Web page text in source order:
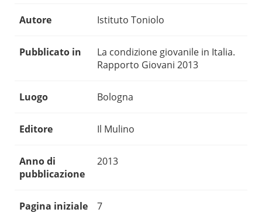
Autore Istituto Toniolo
Pubblicato in
La condizione giovanile in Italia.
Rapporto Giovani 2013
Luogo Bologna
Editore Il Mulino
Anno di
pubblicazione
2013
Pagina iniziale 7